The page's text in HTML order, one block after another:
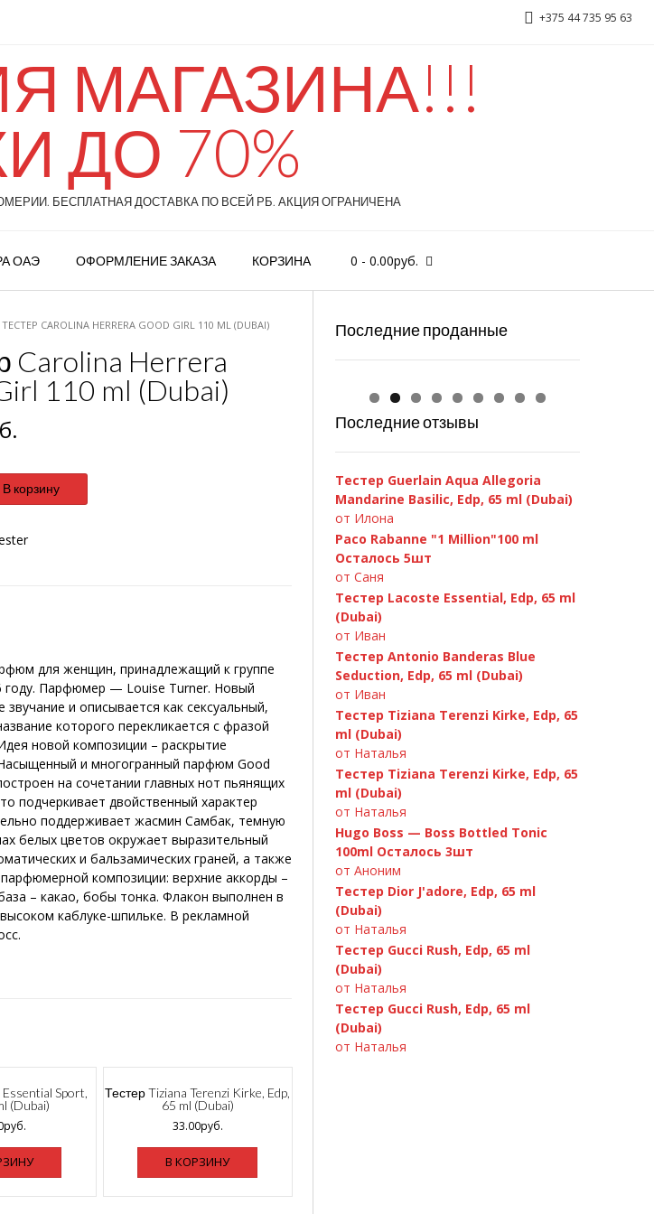
+375 44 735 95 63
МАГАЗИНА!!!
ДО 70%
БЕСПЛАТНАЯ ДОСТАВКА ПО ВСЕЙ РБ. АКЦИЯ ОГРАНИЧЕНА
ОАЭ ОФОРМЛЕНИЕ ЗАКАЗА КОРЗИНА 0 - 0.00руб.
CAROLINA HERRERA GOOD GIRL 110 ML (DUBAI)
Carolina Herrera
110 ml (Dubai)
В корзину
для женщин, принадлежащий к группе
году. Парфюмер — Louise Turner. Новый
и описывается как сексуальный,
которого перекликается с фразой
новой композиции – раскрытие
и многогранный парфюм Good
на сочетании главных нот пьянящих
подчеркивает двойственный характер
поддерживает жасмин Самбак, темную
белых цветов окружает выразительный
и бальзамических граней, а также
композиции: верхние аккорды –
– какао, бобы тонка. Флакон выполнен в
каблуке-шпильке. В рекламной
Sport,
(Dubai)
руб.
Тестер Tiziana Terenzi Kirke, Edp,
65 ml (Dubai)
33.00руб.
В КОРЗИНУ
Последние проданные
C.Dior «Fahrenheit» 100ml
D&G 3 LImperatrice, 100ml
Versace «Bright Crystal» 90ml
Paco Rabanne Invictus 100ml
Chanel «Bleu de Chanel», 100 ml
Chanel Chance Eau Fraiche 100ml
GIORGIO ARMANI — Si 100ml
Armand Basi «In Red» 100ml
A.Banderas «Blue Seduction» 100ml
C.Dior «Fahrenheit» 100ml
D&G 3 LImperatrice, 100ml
Последние отзывы
Тестер Guerlain Aqua Allegoria
Mandarine Basilic, Edp, 65 ml (Dubai)
от Илона
Paco Rabanne "1 Million"100 ml
Осталось 5шт
от Саня
Тестер Lacoste Essential, Edp, 65 ml
(Dubai)
от Иван
Тестер Antonio Banderas Blue
Seduction, Edp, 65 ml (Dubai)
от Иван
Тестер Tiziana Terenzi Kirke, Edp, 65
ml (Dubai)
от Наталья
Тестер Tiziana Terenzi Kirke, Edp, 65
ml (Dubai)
от Наталья
Hugo Boss — Boss Bottled Tonic
100ml Осталось 3шт
от Аноним
Тестер Dior J'adore, Edp, 65 ml
(Dubai)
от Наталья
Тестер Gucci Rush, Edp, 65 ml
(Dubai)
от Наталья
Тестер Gucci Rush, Edp, 65 ml
(Dubai)
от Наталья